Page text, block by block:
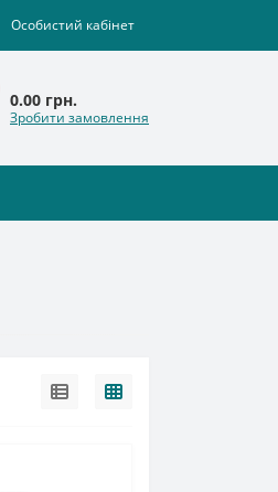
Особистий кабінет
0.00 грн.
Зробити замовлення